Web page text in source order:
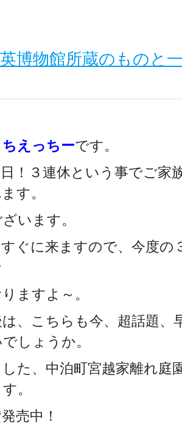
博物館所蔵のものと
ちえっちーです。
！３連休という事でご家
す。
います。
ぐに来ますので、今度
ますよ～。
、こちらも今、超話題、
しょうか。
た、中泊町宮越家離れ庭
。
売中！